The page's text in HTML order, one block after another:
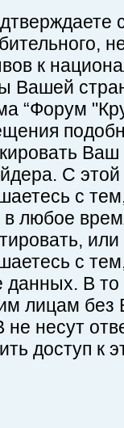
к
Вашей
“Форум
Ваш
С
с
в любое
с
данных. В
лицам без
не несут
доступ к